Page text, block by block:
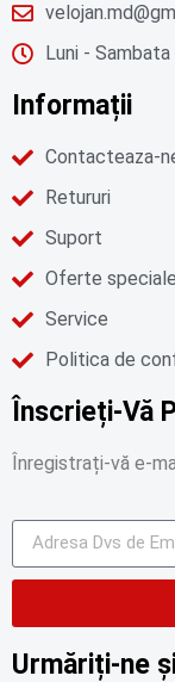
Luni -
Informații
Contacteaza-
Retururi
Suport
Oferte speciale
Service
Politica de
Înscrieți-Vă
Înregistrați-vă e-
Urmăriți-ne